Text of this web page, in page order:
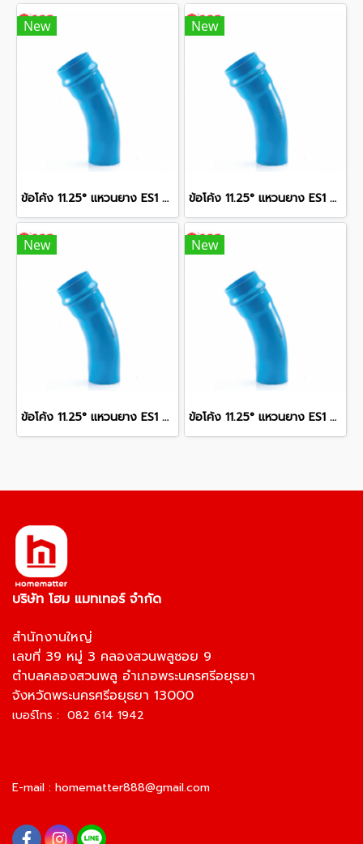
New
ข้อโค้ง 11.25° แหวนยาง ES1 SCG ขนาด 350 มม. (14 นิ้ว ) ชั้น 13.5
New
ข้อโค้ง 11.25° แหวนยาง ES1 SCG ขนาด 300 มม. (12 นิ้ว ) ชั้น 13.5
New
ข้อโค้ง 11.25° แหวนยาง ES1 SCG ขนาด 250 มม. (10 นิ้ว ) ชั้น 13.5
New
ข้อโค้ง 11.25° แหวนยาง ES1 SCG ขนาด 400 มม. (16 นิ้ว ) ชั้น 13.5
บริษัท โฮม แมทเทอร์ จำกัด
สำนักงานใหญ่
เลขที่ 39 หมู่ 3 คลองสวนพลูซอย 9
ตำบลคลองสวนพลู อำเภอพระนครศรีอยุธยา
จังหวัดพระนครศรีอยุธยา 13000
เบอร์โทร : 082 614 1942
E-mail : homematter888@gmail.com